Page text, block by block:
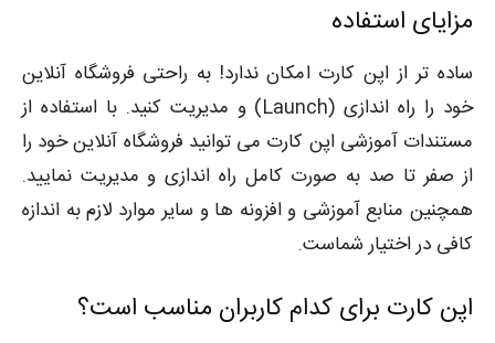
مزایای استفاده
ساده تر از اپن کارت امکان ندارد! به راحتی فروشگاه آنلاین
خود را راه اندازی (Launch) و مدیریت کنید. با استفاده از
مستندات آموزشی اپن کارت می توانید فروشگاه آنلاین خود را
از صفر تا صد به صورت کامل راه اندازی و مدیریت نمایید.
همچنین منابع آموزشی و افزونه ها و سایر موارد لازم به اندازه
کافی در اختیار شماست.
اپن کارت برای کدام کاربران مناسب است؟